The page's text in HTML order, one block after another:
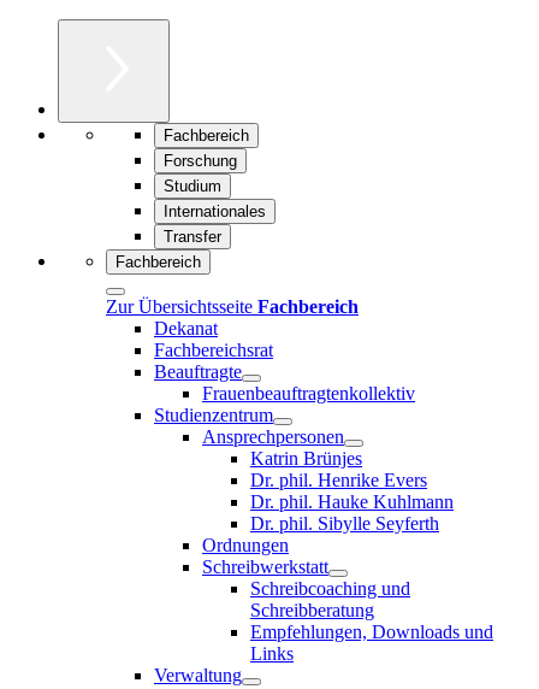
Fachbereich
Forschung
Studium
Internationales
Transfer
Fachbereich
Zur Übersichtsseite Fachbereich
Dekanat
Fachbereichsrat
Beauftragte
Frauenbeauftragtenkollektiv
Studienzentrum
Ansprechpersonen
Katrin Brünjes
Dr. phil. Henrike Evers
Dr. phil. Hauke Kuhlmann
Dr. phil. Sibylle Seyferth
Ordnungen
Schreibwerkstatt
Schreibcoaching und
Schreibberatung
Empfehlungen, Downloads und
Links
Verwaltung